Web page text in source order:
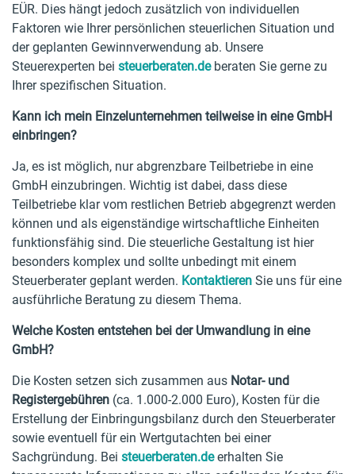
EÜR. Dies hängt jedoch zusätzlich von individuellen
Faktoren wie Ihrer persönlichen steuerlichen Situation und
der geplanten Gewinnverwendung ab. Unsere
Steuerexperten bei steuerberaten.deberaten Sie gerne zu
Ihrer spezifischen Situation.
Kann ich mein Einzelunternehmen teilweise in eine GmbH
einbringen?
Ja, es ist möglich, nur abgrenzbare Teilbetriebe in eine
GmbH einzubringen. Wichtig ist dabei, dass diese
Teilbetriebe klar vom restlichen Betrieb abgegrenzt werden
können und als eigenständige wirtschaftliche Einheiten
funktionsfähig sind. Die steuerliche Gestaltung ist hier
besonders komplex und sollte unbedingt mit einem
Steuerberater geplant werden. Kontaktieren Sie uns für eine
ausführliche Beratung zu diesem Thema.
Welche Kosten entstehen bei der Umwandlung in eine
GmbH?
Die Kosten setzen sich zusammen aus Notar- und
Registergebühren (ca. 1.000-2.000 Euro), Kosten für die
Erstellung der Einbringungsbilanz durch den Steuerberater
sowie eventuell für ein Wertgutachten bei einer
Sachgründung. Bei steuerberaten.deerhalten Sie